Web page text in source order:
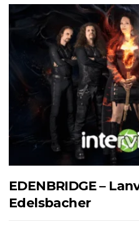
EDENBRIDGE –
Edelsbacher